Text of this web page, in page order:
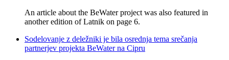
An article about the BeWater project was also featured in
another edition of Latnik on page 6.
Sodelovanje z deležniki je bila osrednja tema srečanja
partnerjev projekta BeWater na Cipru